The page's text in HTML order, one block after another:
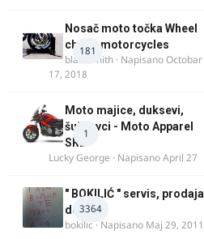
181
Nosač moto točka Wheel
chock motorcycles
blacksmith · NapisanoOctobar
17, 2018
1
Moto majice, duksevi,
šuškavci - Moto Apparel
SRB
Lucky George · NapisanoApril 27
3364
" BOKILIĆ " servis, prodaja
delova
bokilic · Napisano Maj 29, 2011